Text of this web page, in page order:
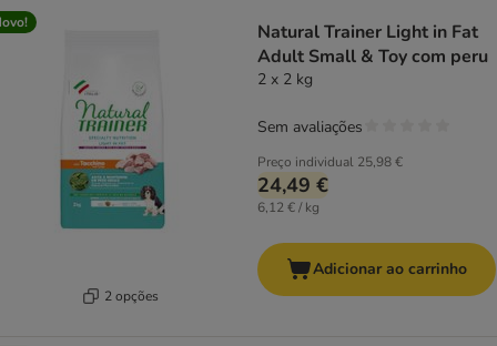
product items have been changed
2 opções
Natural Trainer Light in Fat
Adult Small & Toy com peru
2 x 2 kg
Preço individual 25,98 €
24,49 €
6,12 € / kg
Sem avaliações
Adicionar ao carrinho